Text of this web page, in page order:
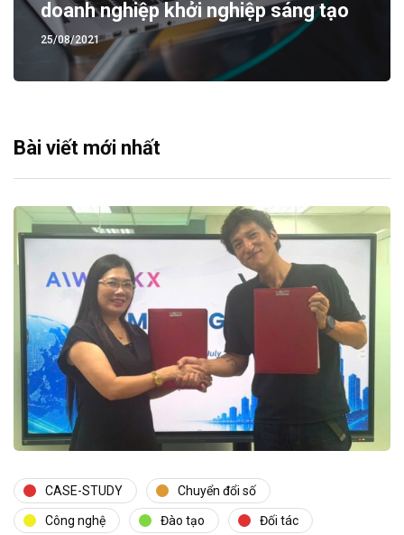
doanh nghiệp khởi nghiệp sáng tạo
25/08/2021
Bài viết mới nhất
CASE-STUDY Chuyển đổi số
Công nghệ Đào tạo Đối tác